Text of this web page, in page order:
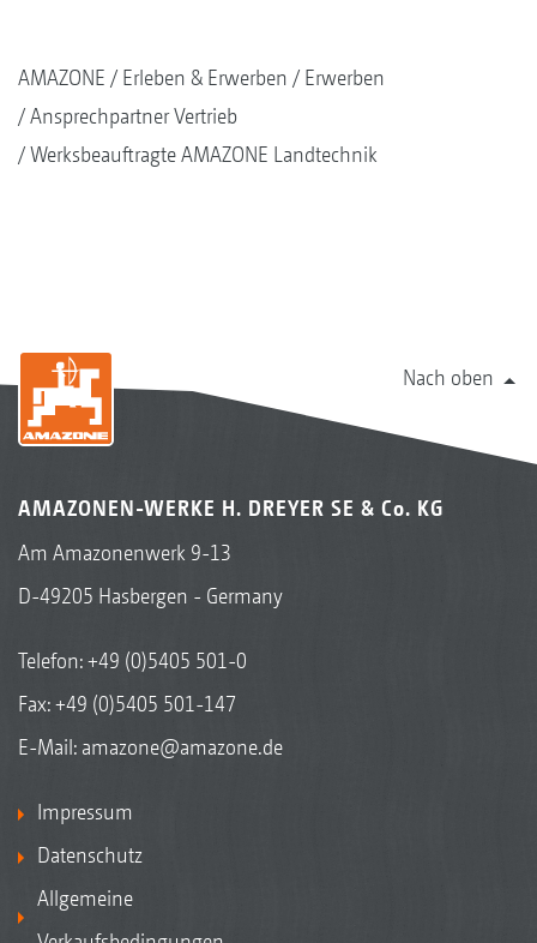
AMAZONE Erleben & Erwerben
Erwerben
Ansprechpartner Vertrieb
Werksbeauftragte AMAZONE Landtechnik
Nach oben
AMAZONEN-WERKE H. DREYER SE & Co. KG
Am Amazonenwerk 9-13
D-49205 Hasbergen - Germany
Telefon:+49 (0)5405 501-0
Fax: +49 (0)5405 501-147
E-Mail: amazone@amazone.de
Impressum
Datenschutz
Allgemeine